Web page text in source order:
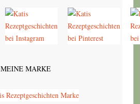
MEINE MARKE